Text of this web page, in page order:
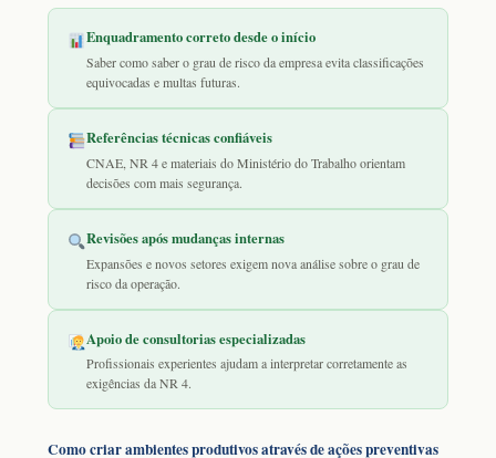
Enquadramento correto desde o início
Saber como saber o grau de risco da empresa evita classificações
equivocadas e multas futuras.
Referências técnicas confiáveis
CNAE, NR 4 e materiais do Ministério do Trabalho orientam
decisões com mais segurança.
Revisões após mudanças internas
Expansões e novos setores exigem nova análise sobre o grau de
risco da operação.
Apoio de consultorias especializadas
Profissionais experientes ajudam a interpretar corretamente as
exigências da NR 4.
Como criar ambientes produtivos através de ações preventivas